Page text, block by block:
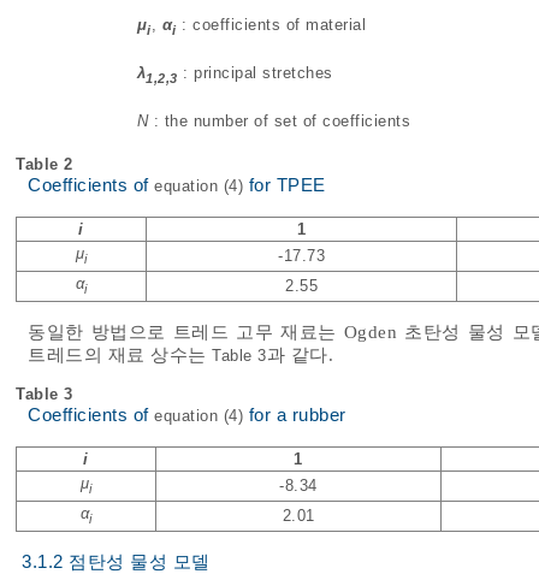
μi, αi: coefficients of material
λ1,2,3 : principal stretches
N: the number of set of coefficients
Table 2
Coefficients of equation (4) for TPEE
i
1
μi
-17.73
αi 2.55
동일한 방법으로 트레드 고무 재료는 Ogden 초탄성 물성
트레드의 재료 상수는 Table 3과 같다.
Table 3
Coefficients of equation (4) for a rubber
i
1
μi
-8.34
αi 2.01
3.1.2 점탄성 물성 모델